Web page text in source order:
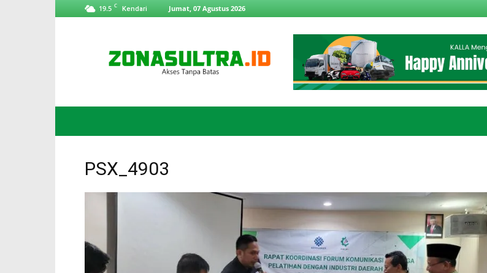
19.5 C Kendari Jumat, 07 Agustus 2026
PSX_4903